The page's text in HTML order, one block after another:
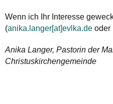
Wenn ich Ihr Interesse
(anika.langer[at]evlka.de oder
Anika Langer, Pastorin der
Christuskirchengemeinde